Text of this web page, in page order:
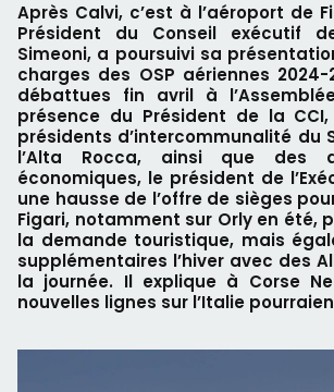
Après Calvi, c’est à l’aéroport de
Président du Conseil exécutif
Simeoni, a poursuivi sa
charges des OSP aériennes
débattues fin avril à
présence du Président de la
présidents d’intercommunalité du
l’Alta Rocca, ainsi que des
économiques, le président de
une hausse de l’offre de sièges
Figari, notamment sur Orly en été,
la demande touristique, mais
supplémentaires l’hiver avec des
la journée. Il explique à Corse
nouvelles lignes sur l’Italie